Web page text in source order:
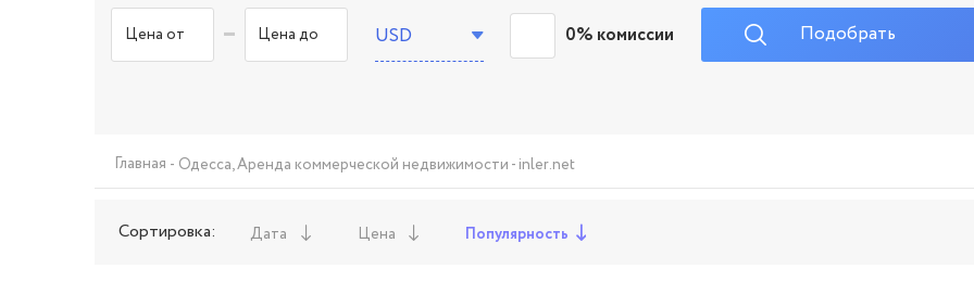
-
USD 0% комиссии Подобрать
Главная Одесса, Аренда коммерческой недвижимости - inler.net
Сортировка: Дата Цена Популярность